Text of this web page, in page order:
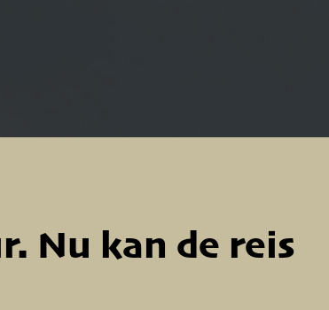
Nu kan de reis